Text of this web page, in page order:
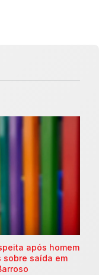
após homem
saída em